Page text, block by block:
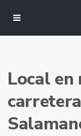
Local en